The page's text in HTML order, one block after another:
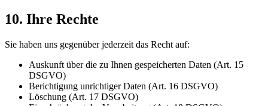
10. Ihre Rechte
Sie haben uns gegenüber jederzeit das Recht auf:
Auskunft über die zu Ihnen gespeicherten Daten (Art. 15
DSGVO)
Berichtigung unrichtiger Daten (Art. 16 DSGVO)
Löschung (Art. 17 DSGVO)